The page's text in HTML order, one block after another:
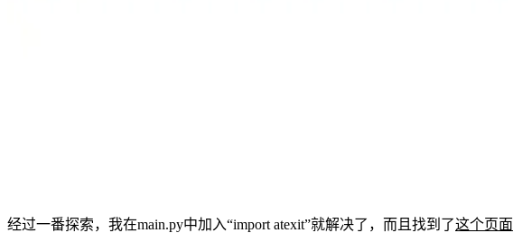
经过一番探索，我在main.py中加入“import atexit”就解决了，而且找到了这个页面